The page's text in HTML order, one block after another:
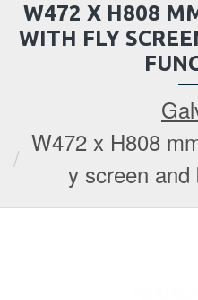
W472 x H808
y screen
W472 X H808
WITH FLY